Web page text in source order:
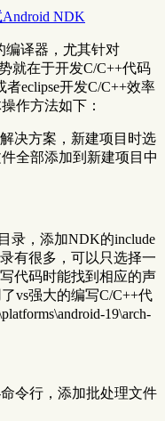
NDK
编译器，尤其针对
就在于开发C/C++代码
者eclipse开发C/C++效率
作方法如下：
决方案，新建项目时选
全部添加到新建项目中
录，添加NDK的include
有很多，可以只选择一
代码时能找到相应的声
vs强大的编写C/C++代
19\arch-
令行，添加批处理文件